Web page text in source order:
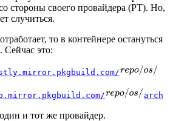
стороны своего провайдера (РТ). Но,
случиться.
то в контейнере остануться
Сейчас это:
arch
и тот же провайдер.